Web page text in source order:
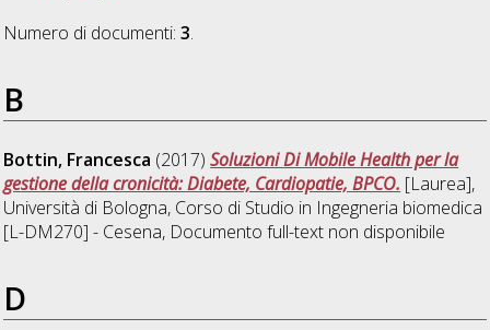
Numero di documenti:3.
B
Bottin, Francesca (2017)Soluzioni Di Mobile Health per la
gestione della cronicità: Diabete, Cardiopatie, BPCO. [Laurea],
Università di Bologna, Corso di Studio in Ingegneria biomedica
[L-DM270] - Cesena, Documento full-text non disponibile
D